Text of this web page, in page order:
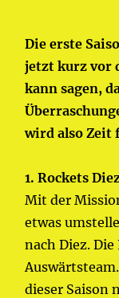
Die erste
jetzt kurz vor
kann sagen,
wird also Zeit
1. Rockets
Mit der
etwas
nach Diez.
dieser Saison